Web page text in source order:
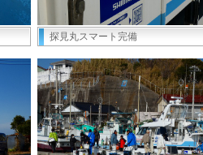
探見丸スマート完備